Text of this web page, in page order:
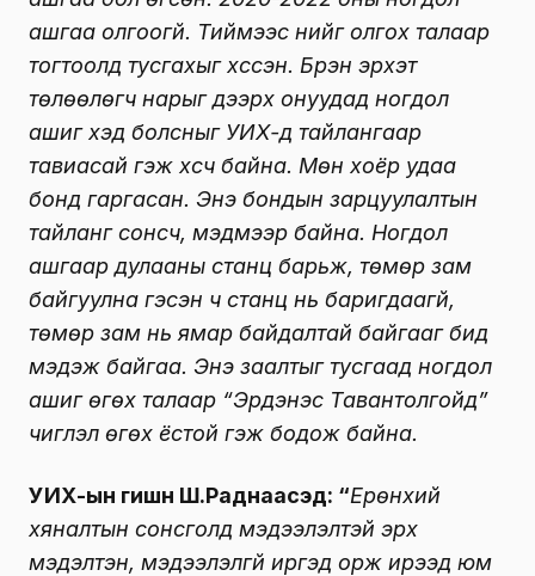
ашгаа олгоогүй. Тиймээс үүнийг олгох талаар
тогтоолд тусгахыг хүссэн. Бүрэн эрхэт
төлөөлөгч нарыг дээрх онуудад ногдол
ашиг хэд болсныг УИХ-д тайлангаар
тавиасай гэж хүсч байна. Мөн хоёр удаа
бонд гаргасан. Энэ бондын зарцуулалтын
тайланг сонсч, мэдмээр байна. Ногдол
ашгаар дулааны станц барьж, төмөр зам
байгуулна гэсэн ч станц нь баригдаагүй,
төмөр зам нь ямар байдалтай байгааг бид
мэдэж байгаа. Энэ заалтыг тусгаад ногдол
ашиг өгөх талаар “Эрдэнэс Тавантолгойд”
чиглэл өгөх ёстой гэж бодож байна.
УИХ-ын гишүүн Ш.Раднаасэд: “Ерөнхий
хяналтын сонсголд мэдээлэлтэй эрх
мэдэлтэн, мэдээлэлгүй иргэд орж ирээд юм